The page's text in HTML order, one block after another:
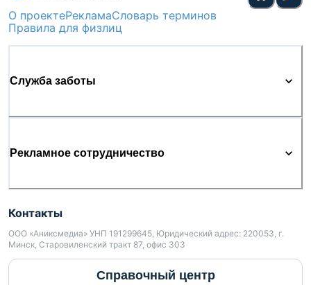
О проектеРекламаСловарь терминов
Правила для физлиц
Служба заботы
Рекламное сотрудничество
Контакты
ООО «Аниксмедиа» УНП 191299645, Юридический адрес: 220053, г.
Минск, Старовиленский тракт 87, офис 303
Справочный центр